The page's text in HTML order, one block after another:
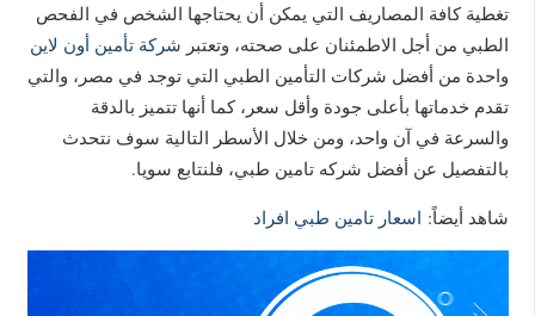
تغطية كافة المصاريف التي يمكن أن يحتاجها الشخص في الفحص
الطبي من أجل الاطمئنان على صحته، وتعتبر شركة تأمين أون لاين
واحدة من أفضل شركات التأمين الطبي التي توجد في مصر، والتي
تقدم خدماتها بأعلى جودة وأقل سعر، كما أنها تتميز بالدقة
والسرعة في آن واحد، ومن خلال الأسطر التالية سوف نتحدث
بالتفصيل عن أفضل شركه تامين طبي، فلنتابع سويا.
شاهد أيضاً: اسعار تامين طبي افراد